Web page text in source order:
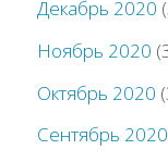
Декабрь 2020
Ноябрь 2020
Октябрь 2020
Сентябрь 2020